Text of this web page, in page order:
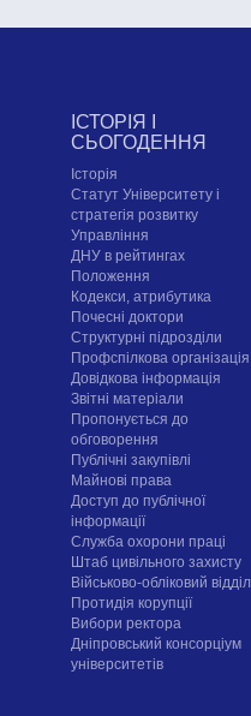
ІСТОРІЯ І
СЬОГОДЕННЯ
Історія
Статут Університету і
стратегія розвитку
Управління
ДНУ в рейтингах
Положення
Кодекси, атрибутика
Почесні доктори
Структурні підрозділи
Профспілкова організація
Довідкова інформація
Звітні матеріали
Пропонується до
обговорення
Публічні закупівлі
Майнові права
Доступ до публічної
інформації
Служба охорони праці
Штаб цивільного захисту
Військово-обліковий відділ
Протидія корупції
Вибори ректора
Дніпровський консорціум
університетів